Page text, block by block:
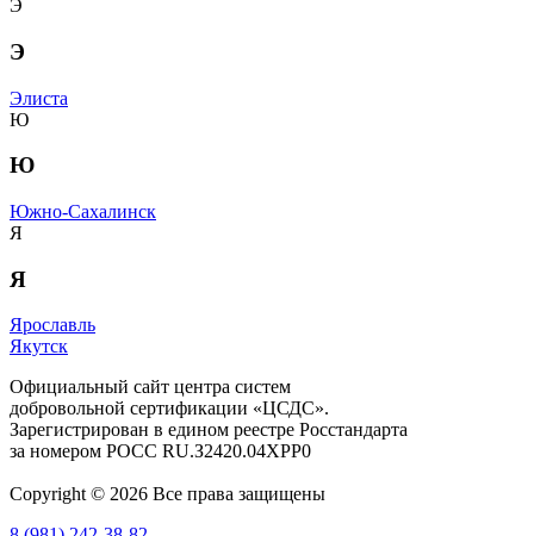
Э
Э
Элиста
Ю
Ю
Южно-Сахалинск
Я
Я
Ярославль
Якутск
Официальный сайт центра систем
добровольной сертификации «ЦСДС».
Зарегистрирован в едином реестре Росстандарта
за номером РОСС RU.З2420.04ХРР0
Copyright © 2026 Все права защищены